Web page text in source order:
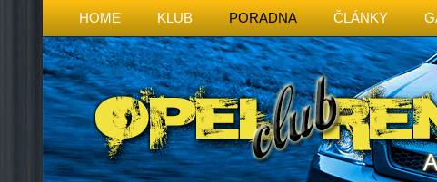
HOME KLUB PORADNA ČLÁNKY